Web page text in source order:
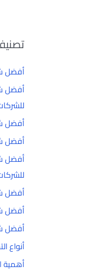
أفضل
أفضل
أفضل
أفضل
أفضل
أفضل
أفضل
أفضل
أنواع
أهمية